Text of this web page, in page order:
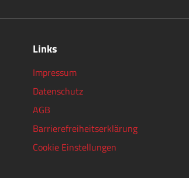
Links
Impressum
Datenschutz
AGB
Barrierefreiheitserklärung
Cookie Einstellungen